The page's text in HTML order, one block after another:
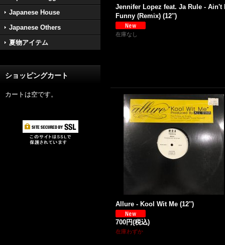
Japanese House
Japanese Others
夏物アイテム
ショッピングカート
カートは空です。
Jennifer Lopez feat. Ja Rule - Ain't
Funny (Remix) (12'')
在庫なし
Allure - Kool Wit Me (12'')
700円(税込)
在庫わずか